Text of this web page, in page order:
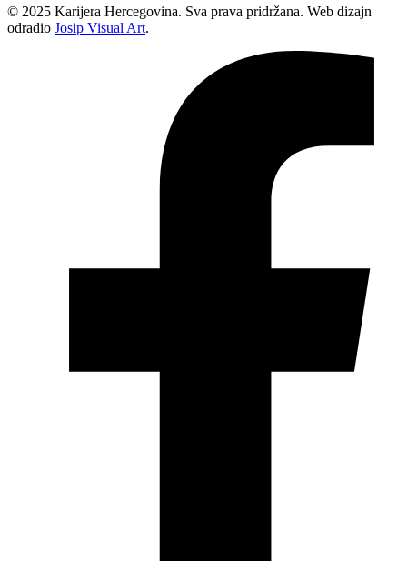
© 2025 Karijera Hercegovina. Sva prava pridržana. Web dizajn
odradio Josip Visual Art.